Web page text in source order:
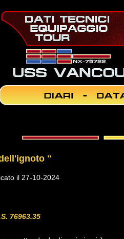
"
il 27-10-2024
76963.35